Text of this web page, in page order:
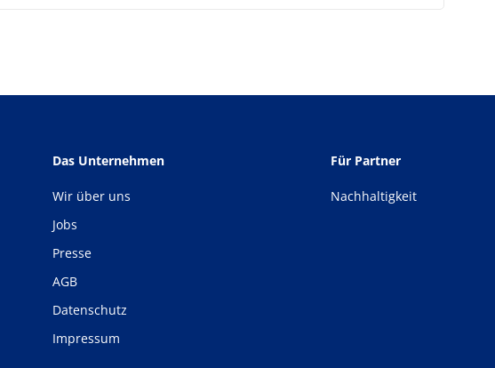
Das Unternehmen
Wir über uns
Jobs
Presse
AGB
Datenschutz
Impressum
Für Partner
Nachhaltigkeit